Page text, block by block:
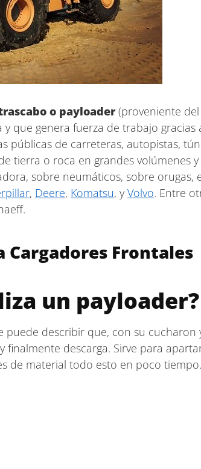
o payloader(proveniente
que genera fuerza de trabajo gracias
públicas de carreteras, autopistas,
tierra o roca en grandes volúmenes
sobre neumáticos, sobre orugas,
, Deere, Komatsu, y Volvo. Entre
Cargadores Frontales
un payloader?
puede describir que, con su
finalmente descarga. Sirve para
de material todo esto en poco